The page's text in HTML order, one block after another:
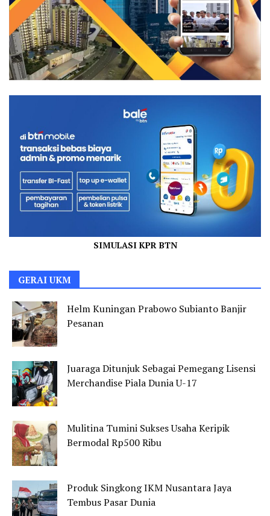
SIMULASI KPR BTN
GERAI UKM
Helm Kuningan Prabowo Subianto Banjir
Pesanan
Juaraga Ditunjuk Sebagai Pemegang Lisensi
Merchandise Piala Dunia U-17
Mulitina Tumini Sukses Usaha Keripik
Bermodal Rp500 Ribu
Produk Singkong IKM Nusantara Jaya
Tembus Pasar Dunia